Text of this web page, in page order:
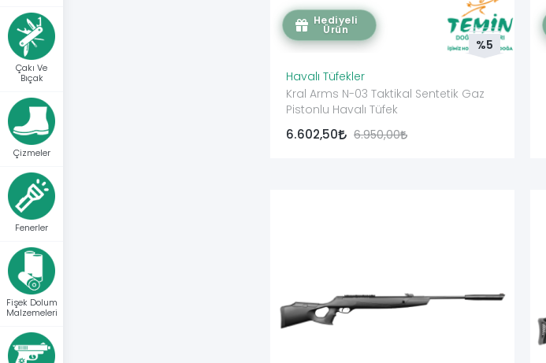
Çakı Ve
Bıçak
Çizmeler
Fenerler
Fişek Dolum
Malzemeleri
Hediyeli
Ürün
Havalı Tüfekler
Kral Arms N-03 Taktikal Sentetik Gaz
Pistonlu Havalı Tüfek
6.602,50 6.950,00
%5